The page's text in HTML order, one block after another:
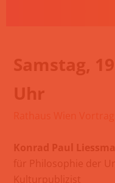
Samstag,
Uhr
Konrad Paul
für Philosophie der
Kulturpublizist